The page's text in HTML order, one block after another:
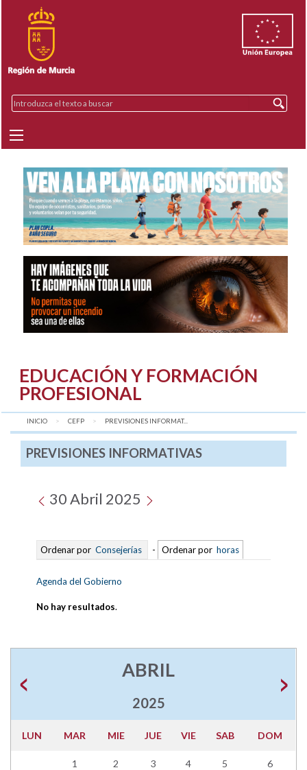
EDUCACIÓN Y FORMACIÓN
PROFESIONAL
INICIO CEFP AQUÍ:
PREVISIONES INFORMAT...
PREVISIONES INFORMATIVAS
30 Abril 2025
Ordenar por Consejerías - Ordenar por horas
Agenda del Gobierno
No hay resultados.
ABRIL
2025
LUN MAR MIE JUE VIE SAB DOM
1 2 3 4 5 6